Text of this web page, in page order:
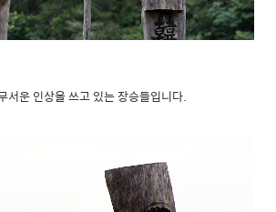
운 인상을 쓰고 있는 장승들입니다.